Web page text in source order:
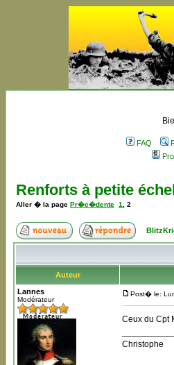
FAQ
Renforts à petite
Aller � la page Pr�c�dente 1 2
Auteur
Lannes
Modérateur
Post� le:
Ceux du Cpt
Christophe